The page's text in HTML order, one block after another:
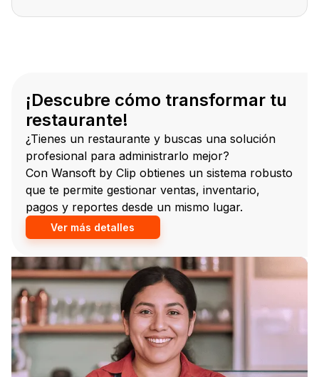
¡Descubre cómo transformar tu
restaurante!
¿Tienes un restaurante y buscas una solución
profesional para administrarlo mejor?
Con Wansoft by Clip obtienes un sistema robusto
que te permite gestionar ventas, inventario,
pagos y reportes desde un mismo lugar.
Ver más detalles